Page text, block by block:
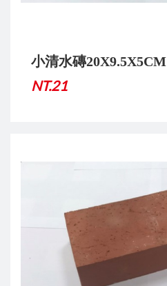
小清水磚20X9.5X5CM
NT.21